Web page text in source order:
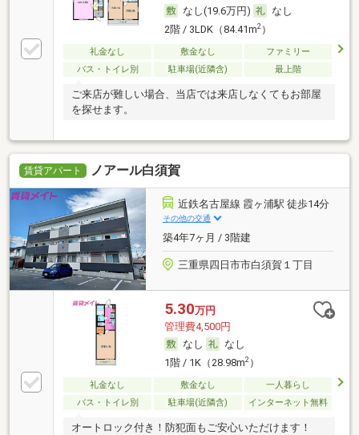
なし(19.6万円)
なし
2階 / 3LDK（84.41m2）
礼金なし 敷金なし
ファミリー
バス・トイレ別
駐車場(近隣含) 最上階
ご来店が難しい場合、当店では来店しなくてもお部屋
を探せます。
賃貸アパート ノアール白須賀
近鉄名古屋線 霞ヶ浦駅 徒歩14分
その他の交通
築4年7ヶ月 / 3階建
三重県四日市市白須賀１丁目
5.30万円
管理費4,500円
なし
なし
1階 / 1K（28.98m2）
礼金なし 敷金なし
一人暮らし
バス・トイレ別
駐車場(近隣含) インターネット無料
オートロック付き！防犯面もご安心いただけます！